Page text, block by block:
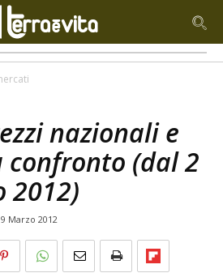
nazionali e
(dal 2
2012)
9 Marzo 2012